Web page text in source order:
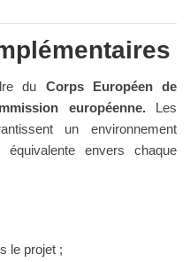
du Corps Européen de
européenne.Les
un environnement
envers chaque
le projet ;